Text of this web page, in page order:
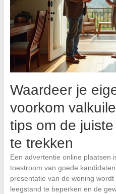
Waardeer je
voorkom
tips om de
te trekken
Een advertentie online plaatsen
toestroom van goede
presentatie van de woning
leegstand te beperken en de